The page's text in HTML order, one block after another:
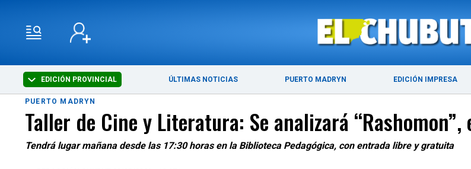
EDICIÓN PROVINCIAL ÚLTIMAS NOTICIAS PUERTO MADRYN EDICIÓN IMPRESA
ÚLTIMAS NOTICIAS
PUERTO MADRYN
Taller de Cine y Literatura: Se analizará
Tendrá lugar mañana desde las 17:30 horas en la Biblioteca Pedagógica, con entrada libre y gratuita